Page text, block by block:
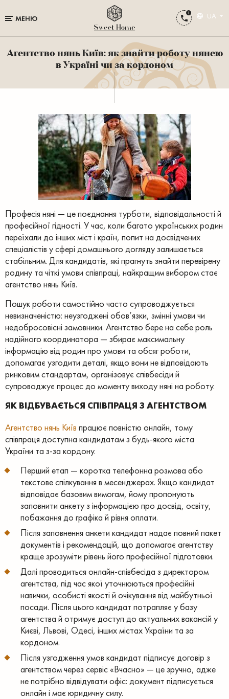
МЕНЮ UA
Агентство нянь Київ: як знайти роботу нянею
в Україні чи за кордоном
Професія няні — це поєднання турботи, відповідальності й
професійної гідності. У час, коли багато українських родин
переїхали до інших міст і країн, попит на досвідчених
спеціалістів у сфері домашнього догляду залишається
стабільним. Для кандидатів, які прагнуть знайти перевірену
родину та чіткі умови співпраці, найкращим вибором стає
агентство нянь Київ.
Пошук роботи самостійно часто супроводжується
невизначеністю: неузгоджені обов’язки, змінні умови чи
недобросовісні замовники. Агентство бере на себе роль
надійного координатора — збирає максимальну
інформацію від родин про умови та обсяг роботи,
допомагає узгодити деталі, якщо вони не відповідають
ринковим стандартам, організовує співбесіди й
супроводжує процес до моменту виходу няні на роботу.
ЯК ВІДБУВАЄТЬСЯ СПІВПРАЦЯ З АГЕНТСТВОМ
Агентство нянь Київ працює повністю онлайн, тому
співпраця доступна кандидатам з будь-якого міста
України та з-за кордону.
Перший етап — коротка телефонна розмова або
текстове спілкування в месенджерах. Якщо кандидат
відповідає базовим вимогам, йому пропонують
заповнити анкету з інформацією про досвід, освіту,
побажання до графіка й рівня оплати.
Після заповнення анкети кандидат надає повний пакет
документів і рекомендацій, що допомагає агентству
краще зрозуміти рівень його професійної підготовки.
Далі проводиться онлайн-співбесіда з директором
агентства, під час якої уточнюються професійні
навички, особисті якості й очікування від майбутньої
посади. Після цього кандидат потрапляє у базу
агентства й отримує доступ до актуальних вакансій у
Києві, Львові, Одесі, інших містах України та за
кордоном.
Після узгодження умов кандидат підписує договір з
агентством через сервіс «Вчасно» — це зручно, адже
не потрібно відвідувати офіс: документ підписується
онлайн і має юридичну силу.